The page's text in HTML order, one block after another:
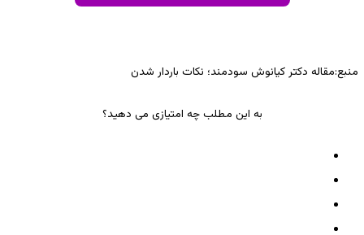
منبع:مقاله دکتر کیانوش سودمند؛ نکات باردار شدن
به این مطلب چه امتیازی می دهید؟